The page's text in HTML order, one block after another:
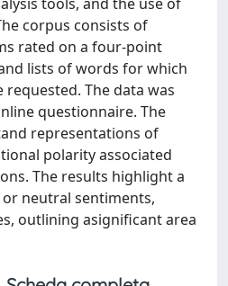
corpus consists of
rated on a four-point
lists of words for which
The data was
questionnaire. The
representations of
polarity associated
The results highlight a
neutral sentiments,
outlining asignificant area